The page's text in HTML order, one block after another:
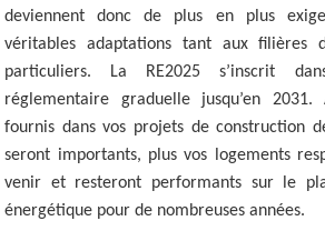
deviennent donc de plus en plus
véritables adaptations tant aux filières
particuliers. La RE2025 s’inscrit
réglementaire graduelle jusqu’en
fournis dans vos projets de construction
seront importants, plus vos logements
venir et resteront performants sur le
énergétique pour de nombreuses années.